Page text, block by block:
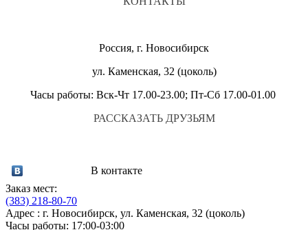
Россия, г. Новосибирск
ул. Каменская, 32 (цоколь)
Часы работы: Вск-Чт 17.00-23.00; Пт-Сб 17.00-01.00
РАССКАЗАТЬ ДРУЗЬЯМ
В контакте
Заказ мест:
(383) 218-80-70
Адрес : г. Новосибирск, ул. Каменская, 32 (цоколь)
Часы работы: 17:00-03:00